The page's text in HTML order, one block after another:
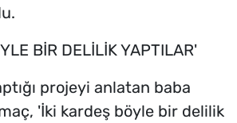
BİR DELİLİK YAPTILAR'
projeyi anlatan baba
'İki kardeş böyle bir delilik